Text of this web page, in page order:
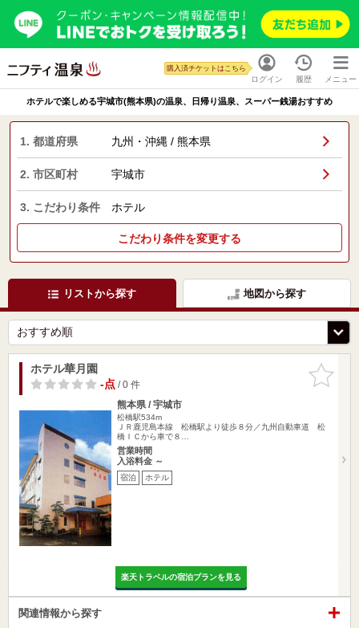
ログイン
購入済チケットはこちら
履歴 メニュー
ホテルで楽しめる宇城市(熊本県)の温泉、日帰り温泉、スーパー銭湯おすすめ
1. 都道府県 九州・沖縄 / 熊本県
2. 市区町村 宇城市
3. こだわり条件 ホテル
こだわり条件を変更する
リストから探す 地図から探す
お気に入
りに追加
ホテル華月園
-点/ 0 件
熊本県 / 宇城市
松橋駅534m
ＪＲ鹿児島本線 松橋駅より徒歩８分／九州自動車道 松
橋ＩＣから車で８…
営業時間
入浴料金 ～
宿泊 ホテル
楽天トラベルの宿泊プランを見る
関連情報から探す